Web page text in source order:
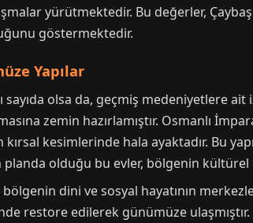
yürütmektedir. Bu değerler,
göstermektedir.
Yapılar
sayıda olsa da, geçmiş medeniyetlere
zemin hazırlamıştır. Osmanlı
kırsal kesimlerinde hala ayaktadır. Bu
olduğu bu evler, bölgenin kültürel
dini ve sosyal hayatının
restore edilerek günümüze